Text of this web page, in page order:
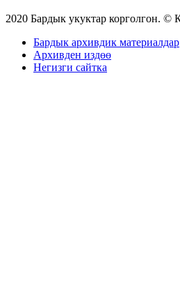
2020 Бардык укуктар корголгон.
Бардык архивдик материалдар
Архивден издөө
Негизги сайтка